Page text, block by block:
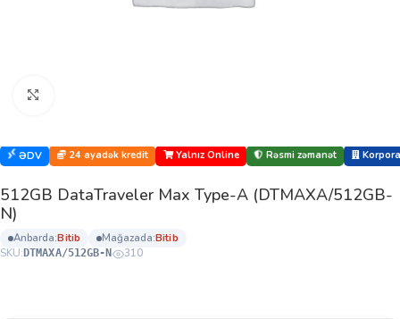
ƏDV 24 ayadək kredit Yalnız Online Rəsmi zəmanət
512GB DataTraveler Max Type-A (DTMAXA/512GB-
N)
anbarda: bi̇ti̇b mağazada: bi̇ti̇b
SKU: DTMAXA/512GB-N 310